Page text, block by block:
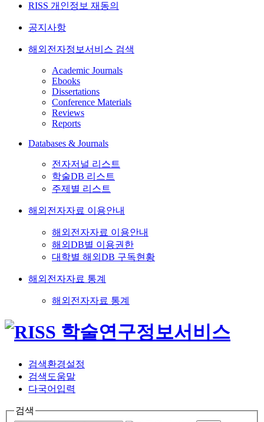
RISS 개인정보 재동의
공지사항
해외전자정보서비스 검색
Academic Journals
Ebooks
Dissertations
Conference Materials
Reviews
Reports
Databases & Journals
전자저널 리스트
학술DB 리스트
주제별 리스트
해외전자자료 이용안내
해외전자자료 이용안내
해외DB별 이용권한
대학별 해외DB 구독현황
해외전자자료 통계
해외전자자료 통계
검색환경설정
검색도움말
다국어입력
검색